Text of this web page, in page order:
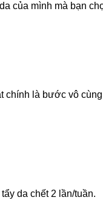
của mình mà bạn
chính là bước vô
da chết 2 lần/tuần.